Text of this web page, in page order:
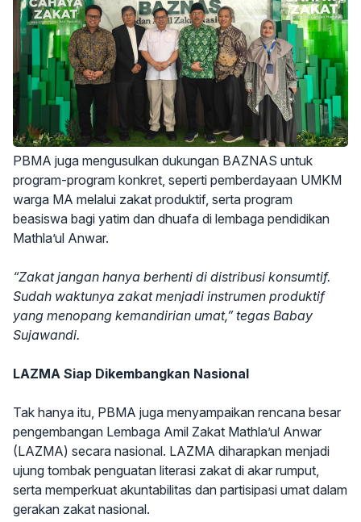
PBMA juga mengusulkan dukungan BAZNAS untuk
program-program konkret, seperti pemberdayaan UMKM
warga MA melalui zakat produktif, serta program
beasiswa bagi yatim dan dhuafa di lembaga pendidikan
Mathla’ul Anwar.
“Zakat jangan hanya berhenti di distribusi konsumtif.
Sudah waktunya zakat menjadi instrumen produktif
yang menopang kemandirian umat,” tegas Babay
Sujawandi.
LAZMA Siap Dikembangkan Nasional
Tak hanya itu, PBMA juga menyampaikan rencana besar
pengembangan Lembaga Amil Zakat Mathla’ul Anwar
(LAZMA) secara nasional. LAZMA diharapkan menjadi
ujung tombak penguatan literasi zakat di akar rumput,
serta memperkuat akuntabilitas dan partisipasi umat dalam
gerakan zakat nasional.